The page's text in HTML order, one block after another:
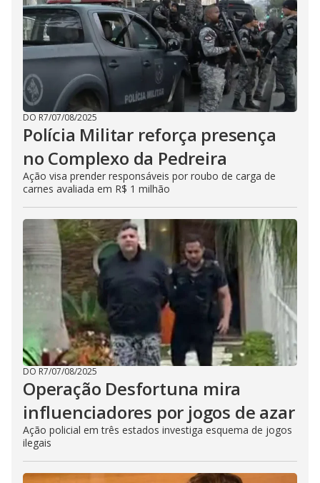
DO R7/07/08/2025
Polícia Militar reforça presença
no Complexo da Pedreira
Ação visa prender responsáveis por roubo de carga de
carnes avaliada em R$ 1 milhão
DO R7/07/08/2025
Operação Desfortuna mira
influenciadores por jogos de azar
Ação policial em três estados investiga esquema de jogos
ilegais